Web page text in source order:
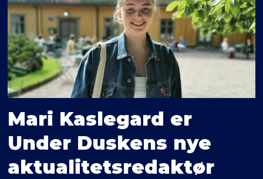
Mari Kaslegard er
Under Duskens nye
aktualitetsredaktør